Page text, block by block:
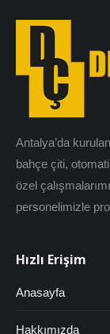
Antalya’da
bahçe çiti,
özel
personelimizle
Hızlı Erişim
Anasayfa
Hakkımızda